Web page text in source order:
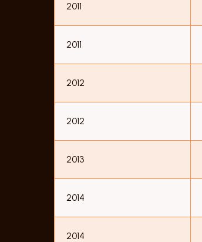
2011
2011
2012
2012
2013
2014
2014